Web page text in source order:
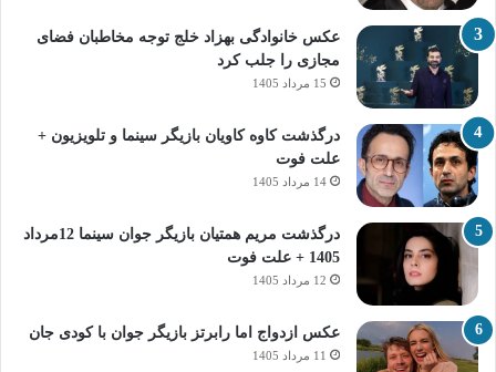
عکس خانوادگی بهزاد خلج توجه مخاطبان فضای
مجازی را جلب کرد
15 مرداد 1405
درگذشت کاوه کاویان بازیگر سینما و تلویزیون +
علت فوت
14 مرداد 1405
درگذشت مریم همتیان بازیگر جوان سینما 12مرداد
1405 + علت فوت
12 مرداد 1405
عکس ازدواج اما رابرتز بازیگر جوان با کودی جان
11 مرداد 1405